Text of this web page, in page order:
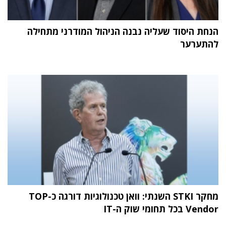
הנחת היסוד שעליה נבנה הניהול המודרני מתחילה
להתערער
מחקר STKI השנתי: וואן טכנולוגיות דורגה כ-TOP
Vendor בכל תחומי שוק ה-IT